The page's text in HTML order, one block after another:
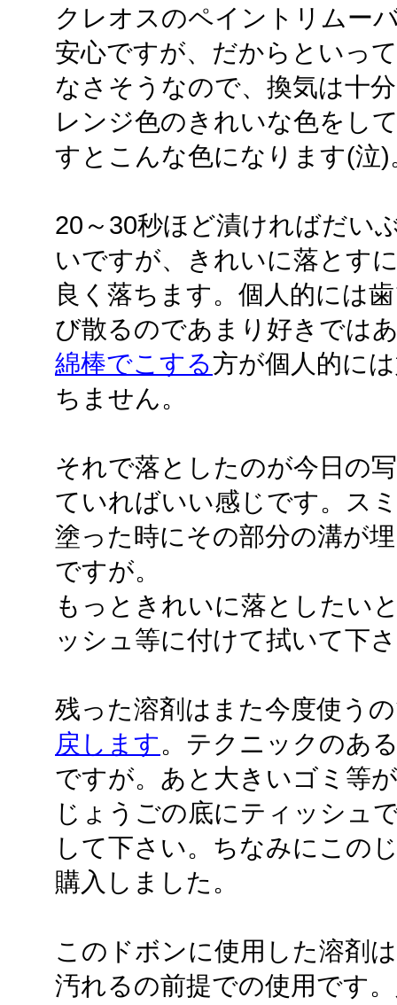
クレオスのペイントリムー
安心ですが、だからといっ
なさそうなので、換気は十
レンジ色のきれいな色をし
すとこんな色になります(泣)
20～30秒ほど漬ければだい
いですが、きれいに落とす
良く落ちます。個人的には
び散るのであまり好きでは
綿棒でこする方が個人的に
ちません。
それで落としたのが今日の
ていればいい感じです。ス
塗った時にその部分の溝が
ですが。
もっときれいに落としたい
ッシュ等に付けて拭いて下
残った溶剤はまた今度使う
戻します。テクニックのあ
ですが。あと大きいゴミ等
じょうごの底にティッシュ
して下さい。ちなみにこの
購入しました。
このドボンに使用した溶剤
汚れるの前提での使用です